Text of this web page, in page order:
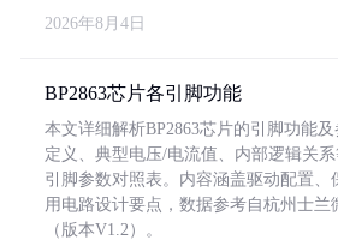
2026年8月4日
BP2863芯片各引脚功能
本文详细解析BP2863芯片的引脚功能
定义、典型电压/电流值、内部逻辑关
引脚参数对照表。内容涵盖驱动配置、
用电路设计要点，数据参考自杭州士兰
（版本V1.2）。